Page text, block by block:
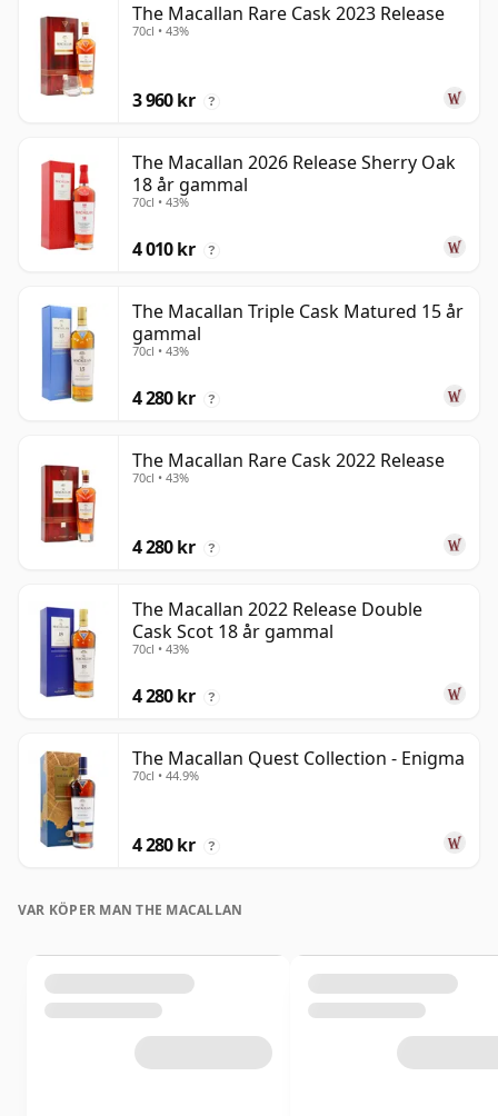
The Macallan Rare Cask 2023 Release
70cl • 43%
3 960 kr ?
The Macallan 2026 Release Sherry Oak
18 år gammal
70cl • 43%
4 010 kr ?
The Macallan Triple Cask Matured 15 år
gammal
70cl • 43%
4 280 kr ?
The Macallan Rare Cask 2022 Release
70cl • 43%
4 280 kr ?
The Macallan 2022 Release Double
Cask Scot 18 år gammal
70cl • 43%
4 280 kr ?
The Macallan Quest Collection - Enigma
70cl • 44.9%
4 280 kr ?
VAR KÖPER MAN THE MACALLAN